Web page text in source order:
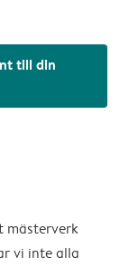
till din
mästerverk
vi inte alla